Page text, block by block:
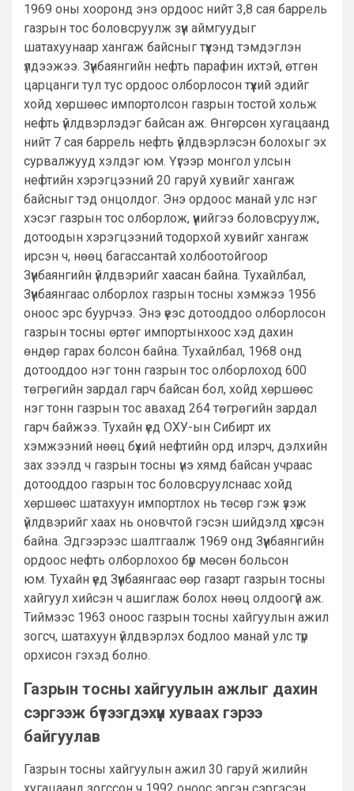
1969 оны хооронд энэ ордоос нийт 3,8 сая баррель
газрын тос боловсруулж зүүн аймгуудыг
шатахуунаар хангаж байсныг түүхэнд тэмдэглэн
үлдээжээ. Зүүнбаянгийн нефть парафин ихтэй, өтгөн
царцанги тул тус ордоос олборлосон түүхий эдийг
хойд хөршөөс импортолсон газрын тостой хольж
нефть үйлдвэрлэдэг байсан аж. Өнгөрсөн хугацаанд
нийт 7 сая баррель нефть үйлдвэрлэсэн болохыг эх
сурвалжууд хэлдэг юм. Үүгээр монгол улсын
нефтийн хэрэгцээний 20 гаруй хувийг хангаж
байсныг тэд онцолдог. Энэ ордоос манай улс нэг
хэсэг газрын тос олборлож, үүнийгээ боловсруулж,
дотоодын хэрэгцээний тодорхой хувийг хангаж
ирсэн ч, нөөц багассантай холбоотойгоор
Зүүнбаянгийн үйлдвэрийг хаасан байна. Тухайлбал,
Зүүнбаянгаас олборлох газрын тосны хэмжээ 1956
оноос эрс буурчээ. Энэ үеэс дотооддоо олборлосон
газрын тосны өртөг импортынхоос хэд дахин
өндөр гарах болсон байна. Тухайлбал, 1968 онд
дотооддоо нэг тонн газрын тос олборлоход 600
төгрөгийн зардал гарч байсан бол, хойд хөршөөс
нэг тонн газрын тос авахад 264 төгрөгийн зардал
гарч байжээ. Тухайн үед ОХУ-ын Сибирт их
хэмжээний нөөц бүхий нефтийн орд илэрч, дэлхийн
зах зээлд ч газрын тосны үнэ хямд байсан учраас
дотооддоо газрын тос боловсруулснаас хойд
хөршөөс шатахуун импортлох нь төсөр гэж үзэж
үйлдвэрийг хаах нь оновчтой гэсэн шийдэлд хүрсэн
байна. Эдгээрээс шалтгаалж 1969 онд Зүүнбаянгийн
ордоос нефть олборлохоо бүр мөсөн больсон
юм. Тухайн үед Зүүнбаянгаас өөр газарт газрын тосны
хайгуул хийсэн ч ашиглаж болох нөөц олдоогүй аж.
Тиймээс 1963 оноос газрын тосны хайгуулын ажил
зогсч, шатахуун үйлдвэрлэх бодлоо манай улс түр
орхисон гэхэд болно.
Газрын тосны хайгуулын ажлыг дахин
сэргээж бүтээгдэхүүн хуваах гэрээ
байгуулав
Газрын тосны хайгуулын ажил 30 гаруй жилийн